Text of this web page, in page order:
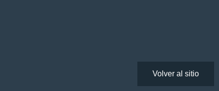
Volver al sitio